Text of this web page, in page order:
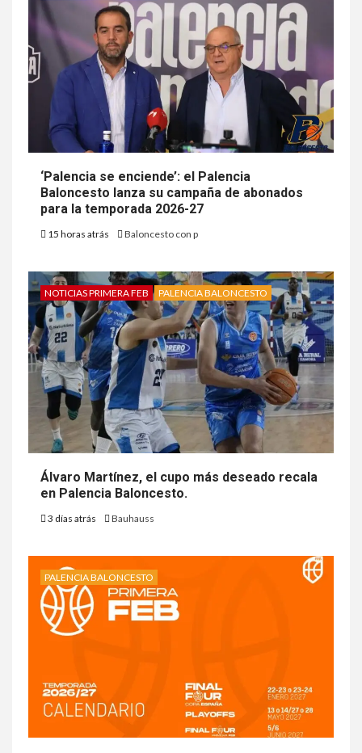
‘Palencia se enciende’: el Palencia
Baloncesto lanza su campaña de abonados
para la temporada 2026-27
15 horas atrás Baloncesto con p
NOTICIAS PRIMERA FEB PALENCIA BALONCESTO
Álvaro Martínez, el cupo más deseado recala
en Palencia Baloncesto.
3 días atrás Bauhauss
PALENCIA BALONCESTO